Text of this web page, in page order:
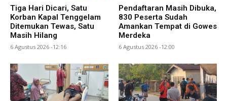
Tiga Hari Dicari, Satu
Korban Kapal Tenggelam
Ditemukan Tewas, Satu
Masih Hilang
6 Agustus 2026 -12:16
Pendaftaran Masih Dibuka,
830 Peserta Sudah
Amankan Tempat di Gowes
Merdeka
6 Agustus 2026 -12:00